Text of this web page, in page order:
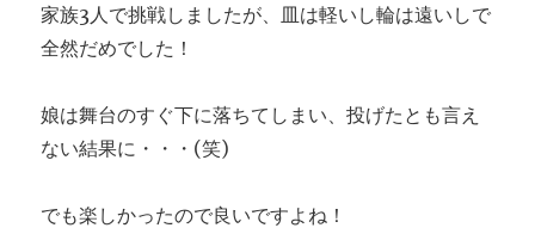
家族3人で挑戦しましたが、皿は軽いし輪は遠いしで
全然だめでした！
娘は舞台のすぐ下に落ちてしまい、投げたとも言え
ない結果に・・・(笑)
でも楽しかったので良いですよね！